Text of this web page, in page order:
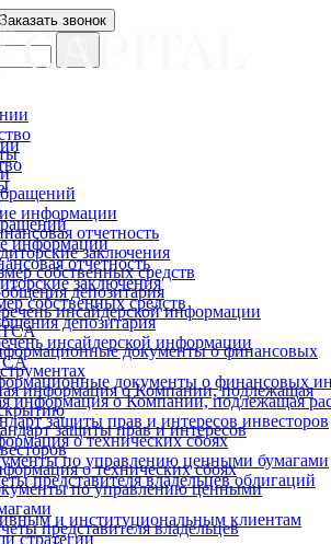
информации
отчетность
заключения
собственных средств
депозитария
инсайдерской информации
документы о финансовых
информация о Компании, подлежащая
защиты прав и интересов инвесторов
о технических сбоях
по управлению ценными бумагами
представителя владельцев облигаций
и институциональным клиентам
стратегии
Заказать звонок
информации
отчетность
заключения
собственных средств
депозитария
инсайдерской информации
документы о финансовых
информация о Компании, подлежащая
защиты прав и интересов
о технических сбоях
по управлению ценными
представителя владельцев